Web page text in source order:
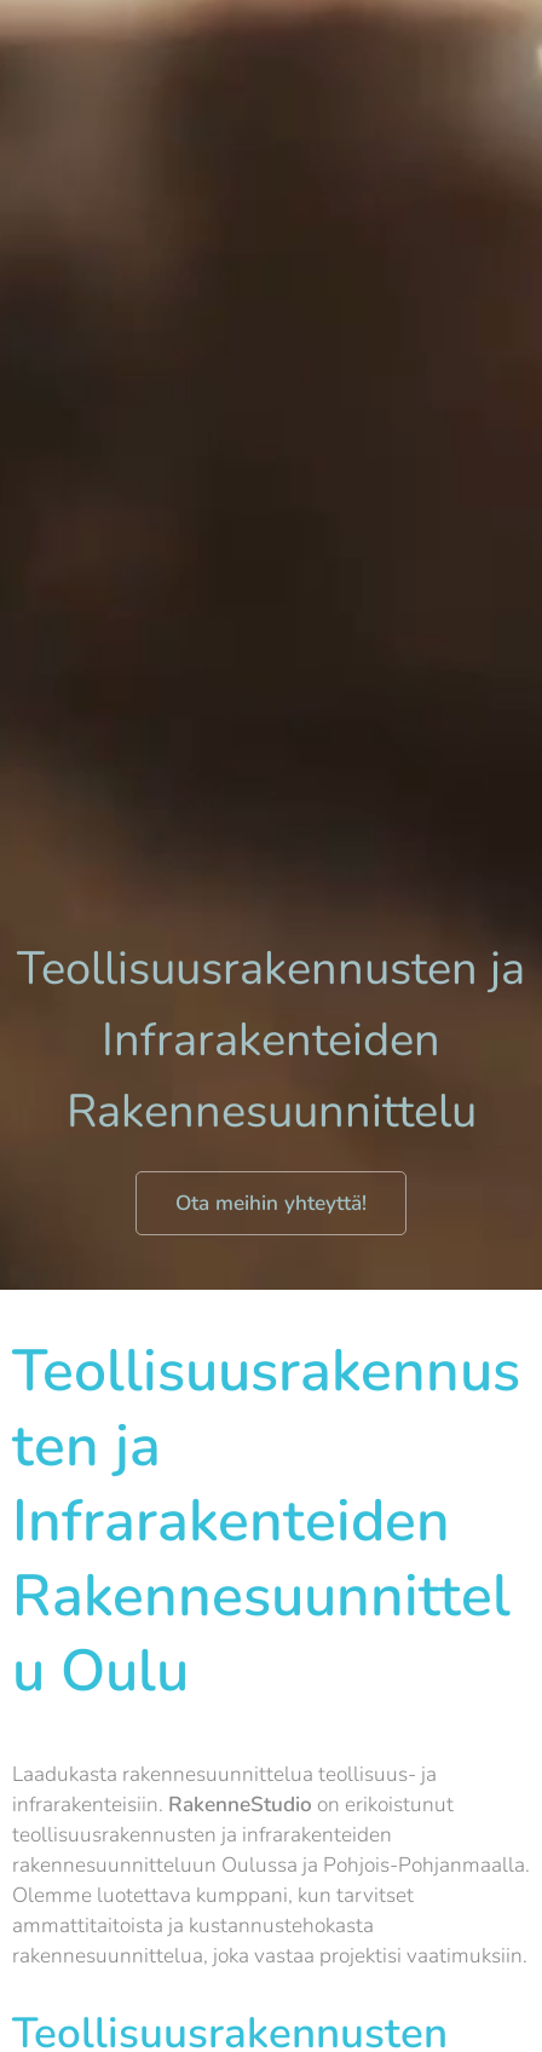
Teollisuusrakennusten ja
Infrarakenteiden
Rakennesuunnittelu
Ota meihin yhteyttä!
Teollisuusrakennus
ten ja
Infrarakenteiden
Rakennesuunnittel
u Oulu
Laadukasta rakennesuunnittelua teollisuus- ja
infrarakenteisiin. RakenneStudio on erikoistunut
teollisuusrakennusten ja infrarakenteiden
rakennesuunnitteluun Oulussa ja Pohjois-Pohjanmaalla.
Olemme luotettava kumppani, kun tarvitset
ammattitaitoista ja kustannustehokasta
rakennesuunnittelua, joka vastaa projektisi vaatimuksiin.
Teollisuusrakennusten